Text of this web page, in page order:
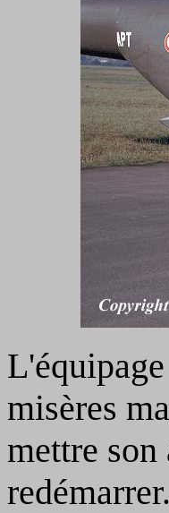
misères
mettre